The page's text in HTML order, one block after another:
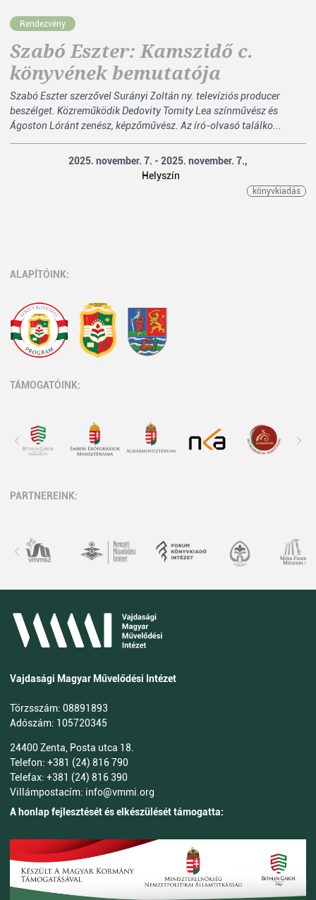
Rendezvény
Szabó Eszter: Kamszidő c.
könyvének bemutatója
Szabó Eszter szerzővel Surányi Zoltán ny. televíziós producer
beszélget. Közreműködik Dedovity Tomity Lea színművész és
Ágoston Lóránt zenész, képzőművész. Az író-olvasó találko...
2025. november. 7. - 2025. november. 7.,
Helyszín
könyvkiadás
ALAPÍTÓINK:
TÁMOGATÓINK:
PARTNEREINK:
Vajdasági Magyar Művelődési Intézet
Törzsszám: 08891893
Adószám: 105720345
24400 Zenta, Posta utca 18.
Telefon: +381 (24) 816 790
Telefax: +381 (24) 816 390
Villámpostacím: info@vmmi.org
A honlap fejlesztését és elkészülését támogatta: